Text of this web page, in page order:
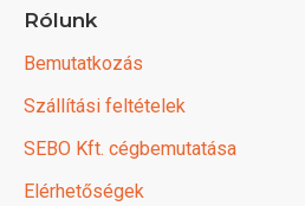
Rólunk
Bemutatkozás
Szállítási feltételek
SEBO Kft. cégbemutatása
Elérhetőségek